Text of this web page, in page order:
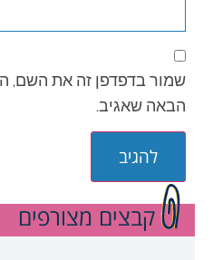
שמור בדפדפן זה את השם,
הבאה שאגיב.
קבצים מצורפים